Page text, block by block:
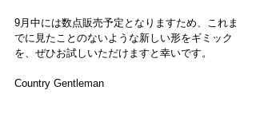
9月中には数点販売予定となりますため、これま
でに見たことのないような新しい形をギミック
を、ぜひお試しいただけますと幸いです。
Country Gentleman